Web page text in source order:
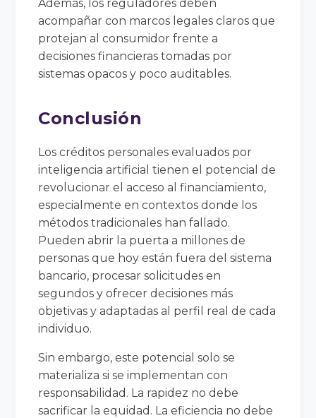
Además, los reguladores deben
acompañar con marcos legales claros que
protejan al consumidor frente a
decisiones financieras tomadas por
sistemas opacos y poco auditables.
Conclusión
Los créditos personales evaluados por
inteligencia artificial tienen el potencial de
revolucionar el acceso al financiamiento,
especialmente en contextos donde los
métodos tradicionales han fallado.
Pueden abrir la puerta a millones de
personas que hoy están fuera del sistema
bancario, procesar solicitudes en
segundos y ofrecer decisiones más
objetivas y adaptadas al perfil real de cada
individuo.
Sin embargo, este potencial solo se
materializa si se implementan con
responsabilidad. La rapidez no debe
sacrificar la equidad. La eficiencia no debe